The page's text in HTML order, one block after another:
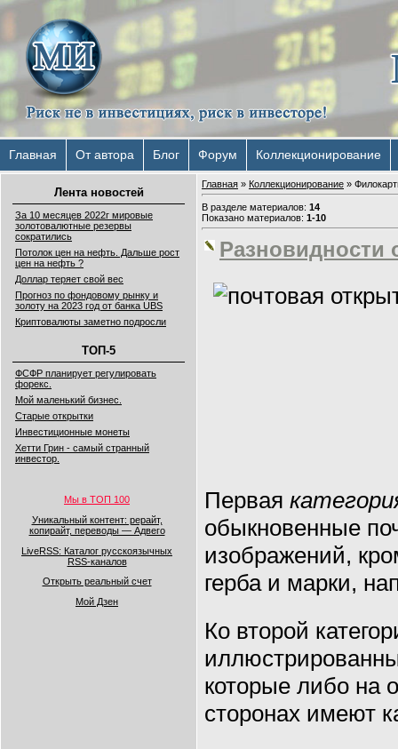
Главная От автора Блог Форум Коллекционирование
Лента новостей
За 10 месяцев 2022г мировые
золотовалютные резервы
сократились
Потолок цен на нефть. Дальше рост
цен на нефть ?
Доллар теряет свой вес
Прогноз по фондовому рынку и
золоту на 2023 год от банка UBS
Криптовалюты заметно подросли
ТОП-5
ФСФР планирует регулировать
форекс.
Мой маленький бизнес.
Старые открытки
Инвестиционные монеты
Хетти Грин - самый странный
инвестор.
Мы в ТОП 100
Уникальный контент: рерайт,
копирайт, переводы — Адвего
LiveRSS: Каталог русскоязычных
RSS-каналов
Открыть реальный счет
Мой Дзен
Главная » Коллекционирование »
В разделе материалов: 14
Показано материалов: 1-10
Разновидности
Первая
обыкновенные
изображений,
герба и марки,
Ко второй
которые либо на
сторонах имеют